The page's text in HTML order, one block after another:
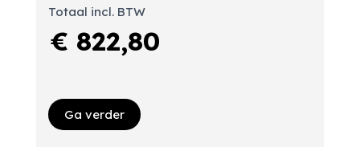
Totaal incl. BTW
€ 822,80
Ga verder